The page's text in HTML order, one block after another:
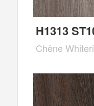
H1313
Chêne